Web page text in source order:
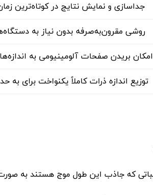
جداسازی و نمایش نتایج در کوتاه‌ترین
روشی مقرون‌به‌صرفه بدون نیاز به
امکان بریدن صفحات آلومینیومی به
توزیع اندازه ذرات کاملاً یکنواخت برای